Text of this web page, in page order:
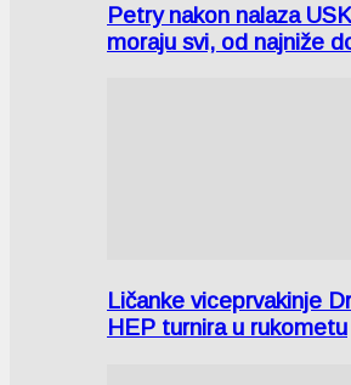
Petry nakon nalaza
moraju svi, od najniže
Ličanke viceprvakinje
HEP turnira u rukometu